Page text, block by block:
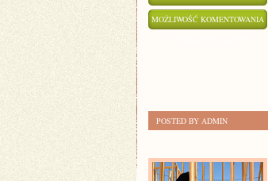
MOŻLIWOŚĆ KOMENTOWANIA
POSTED BY ADMIN